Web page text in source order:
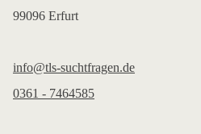
99096 Erfurt
info@tls-suchtfragen.de
0361 - 7464585